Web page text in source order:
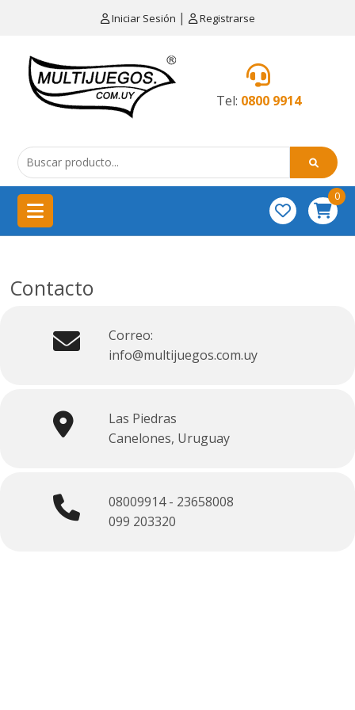
Iniciar Sesión | Registrarse
Tel: 0800 9914
MENÚ
cocina
China
importación
Educativos
Equipamientos
para
limpieza
patio
0
Contacto
Correo:
info@multijuegos.com.uy
Las Piedras
Canelones, Uruguay
08009914 - 23658008
099 203320